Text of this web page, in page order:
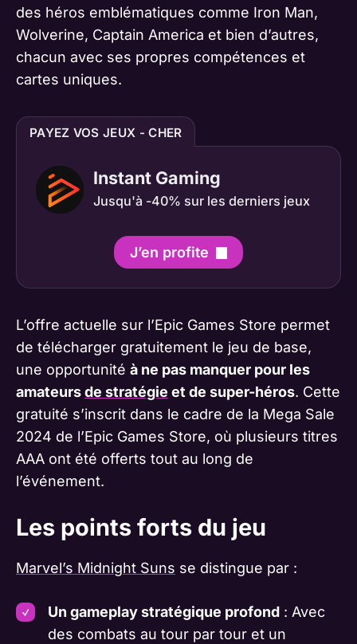
des héros emblématiques comme Iron Man,
Wolverine, Captain America et bien d’autres,
chacun avec ses propres compétences et
cartes uniques.
PAYEZ VOS JEUX - CHER
Instant Gaming
Jusqu'à -40% sur les derniers jeux
J’en profite
L’offre actuelle sur l’Epic Games Store permet
de télécharger gratuitement le jeu de base,
une opportunité à ne pas manquer pour les
amateursde stratégie et de super-héros. Cette
gratuité s’inscrit dans le cadre de la Mega Sale
2024 de l’Epic Games Store, où plusieurs titres
AAA ont été offerts tout au long de
l’événement.
Les points forts du jeu
Marvel’s Midnight Suns se distingue par :
Un gameplay stratégique profond: Avec
des combats au tour par tour et un